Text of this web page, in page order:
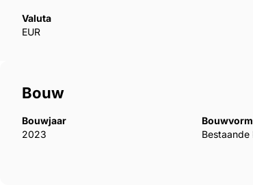
Valuta
EUR
Bouw
Bouwjaar
2023
Bouwvorm
Bestaande